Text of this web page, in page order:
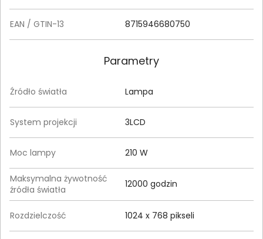
EAN / GTIN-13 8715946680750
Parametry
Źródło światła Lampa
System projekcji 3LCD
Moc lampy 210 W
Maksymalna żywotność
źródła światła
12000 godzin
Rozdzielczość 1024 x 768 pikseli